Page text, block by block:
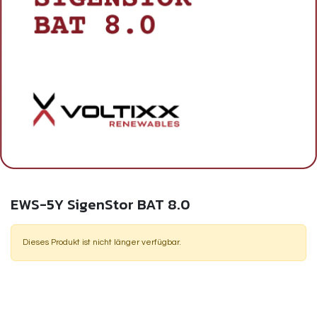
EWS-5Y SigenStor BAT 8.0
Dieses Produkt ist nicht länger verfügbar.